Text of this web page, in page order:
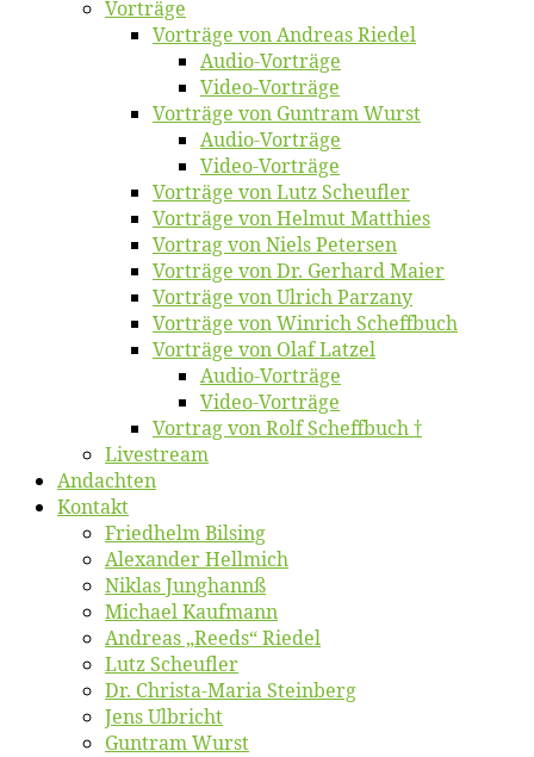
Vor­trä­ge
Vor­trä­ge von An­dre­as Riedel
Au­dio-Vor­trä­ge
Vi­deo-Vor­trä­ge
Vor­trä­ge von Gun­tram Wurst
Au­dio-Vor­trä­ge
Vi­deo-Vor­trä­ge
Vor­trä­ge von Lutz Scheufler
Vor­trä­ge von Hel­mut Matthies
Vor­trag von Niels Petersen
Vor­trä­ge von Dr. Ger­hard Maier
Vor­trä­ge von Ul­rich Parzany
Vor­trä­ge von Win­rich Scheffbuch
Vor­trä­ge von Olaf Latzel
Au­dio-Vor­trä­ge
Vi­deo-Vor­trä­ge
Vor­trag von Rolf Scheffbuch †
Live­stream
An­dach­ten
Kon­takt
Fried­helm Bilsing
Alex­an­der Hellmich
Ni­klas Junghannß
Mi­cha­el Kaufmann
An­dre­as „Reeds“ Riedel
Lutz Scheuf­ler
Dr. Chris­­ta-Ma­ria Steinberg
Jens Ulb­richt
Gun­tram Wurst